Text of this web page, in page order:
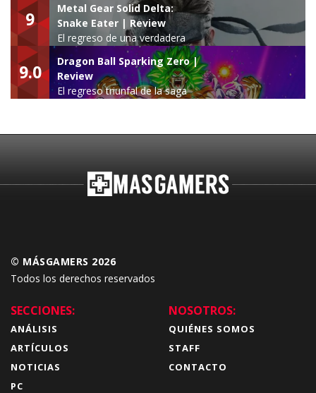
9
Metal Gear Solid Delta:
Snake Eater | Review
El regreso de una verdadera
leyenda
9.0
Dragon Ball Sparking Zero |
Review
El regreso triunfal de la saga
© MÁSGAMERS 2026
Todos los derechos reservados
SECCIONES:
ANÁLISIS
ARTÍCULOS
NOTICIAS
PC
NOSOTROS:
QUIÉNES SOMOS
STAFF
CONTACTO